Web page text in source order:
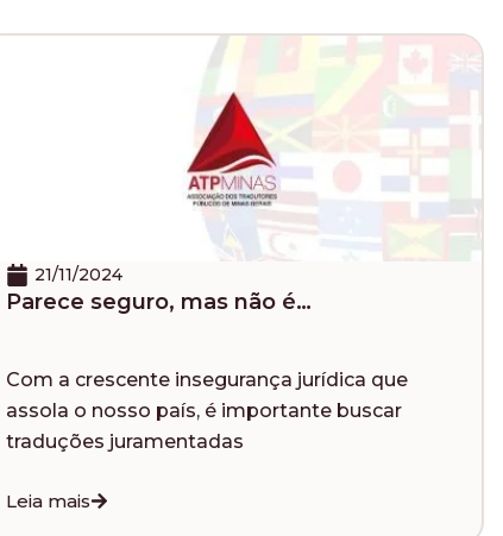
21/11/2024
Parece seguro, mas não é…
Com a crescente insegurança jurídica que
assola o nosso país, é importante buscar
traduções juramentadas
Leia mais